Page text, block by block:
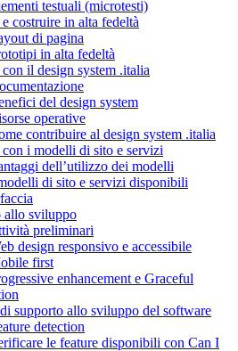
testuali (microtesti)
costruire in alta fedeltà
di pagina
in alta fedeltà
il design system .italia
del design system
operative
contribuire al design system .italia
con i modelli di sito e servizi
dell’utilizzo dei modelli
di sito e servizi disponibili
allo sviluppo
preliminari
design responsivo e accessibile
first
enhancement e Graceful
supporto allo sviluppo del software
detection
le feature disponibili con Can I